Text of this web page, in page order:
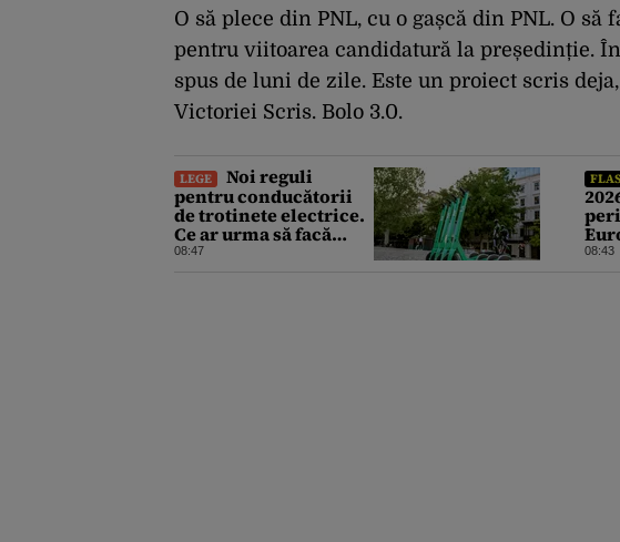
O să plece din PNL, cu o gașcă din PNL. O
pentru viitoarea candidatură la președinție.
spus de luni de zile. Este un proiect scris
Victoriei Scris. Bolo 3.0.
LEGE
Noi reguli
pentru conducătorii
de trotinete electrice.
Ce ar urma să facă
înainte de a conduce
08:47 08:43